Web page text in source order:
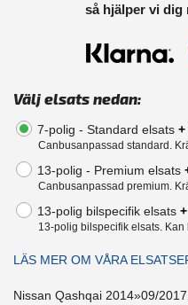
så hjälper vi dig
Välj elsats nedan:
7-polig - Standard elsats +
Canbusanpassad standard.
13-polig - Premium elsats
Canbusanpassad premium.
13-polig bilspecifik elsats
13-polig bilspecifik elsats.
LÄS MER OM VÅRA
Nissan Qashqai 2014»09/